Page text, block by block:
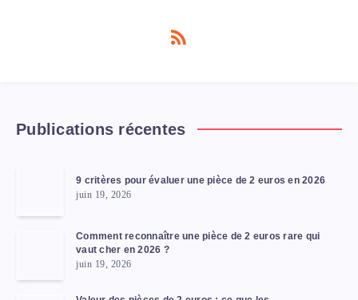
Publications récentes
9 critères pour évaluer une pièce de 2 euros en 2026
juin 19, 2026
Comment reconnaître une pièce de 2 euros rare qui
vaut cher en 2026 ?
juin 19, 2026